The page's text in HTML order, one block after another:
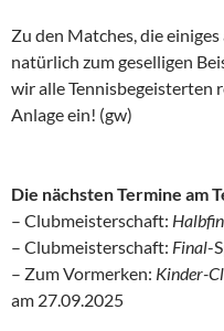
Zu den Matches, die
natürlich zum geselligen
wir alle Tennisbegeisterten
Anlage ein! (gw)
Die nächsten Termine am
– Clubmeisterschaft:
– Clubmeisterschaft: Final-
– Zum Vormerken: Kinder-
am 27.09.2025